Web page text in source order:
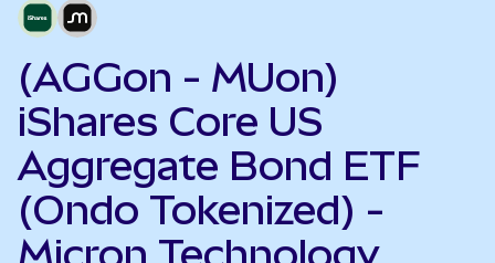
(AGGon - MUon)
iShares Core US
Aggregate Bond ETF
(Ondo Tokenized) -